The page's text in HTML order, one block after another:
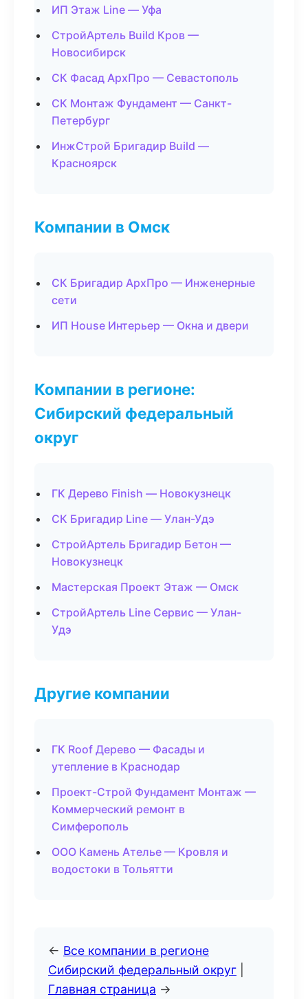
ИП Этаж Line — Уфа
СтройАртель Build Кров —
Новосибирск
СК Фасад АрхПро — Севастополь
СК Монтаж Фундамент — Санкт-
Петербург
ИнжСтрой Бригадир Build —
Красноярск
Компании в Омск
СК Бригадир АрхПро — Инженерные
сети
ИП House Интерьер — Окна и двери
Компании в регионе:
Сибирский федеральный
округ
ГК Дерево Finish — Новокузнецк
СК Бригадир Line — Улан-Удэ
СтройАртель Бригадир Бетон —
Новокузнецк
Мастерская Проект Этаж — Омск
СтройАртель Line Сервис — Улан-
Удэ
Другие компании
ГК Roof Дерево — Фасады и
утепление в Краснодар
Проект-Строй Фундамент Монтаж —
Коммерческий ремонт в
Симферополь
ООО Камень Ателье — Кровля и
водостоки в Тольятти
← Все компании в регионе
Сибирский федеральный округ
Главная страница →